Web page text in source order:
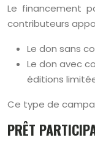
Le financement
contributeurs
Le don sans
Le don avec
éditions
Ce type de
PRÊT